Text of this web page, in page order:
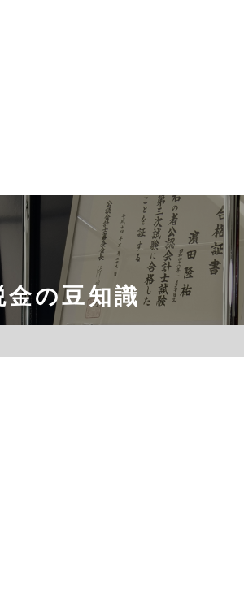
金の豆知識